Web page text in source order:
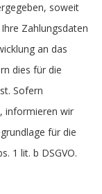
soweit
Zahlungsdaten
an das
dies für die
Sofern
informieren wir
für die
1 lit. b DSGVO.